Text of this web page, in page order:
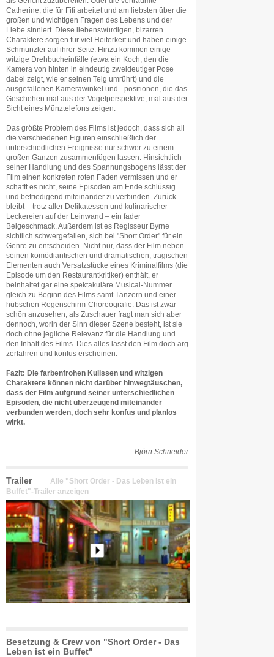
Catherine, die für Fifi arbeitet und am liebsten über die
großen und wichtigen Fragen des Lebens und der
Liebe sinniert. Diese liebenswürdigen, bizarren
Charaktere sorgen für viel Heiterkeit und haben einige
Schmunzler auf ihrer Seite. Hinzu kommen einige
witzige Drehbucheinfälle (etwa ein Koch, den die
Kamera von hinten in eindeutig zweideutiger Pose
dabei zeigt, wie er seinen Teig umrührt) und die
ausgefallenen Kamerawinkel und –positionen, die das
Geschehen mal aus der Vogelperspektive, mal aus der
Sicht eines Münztelefons zeigen.
Das größte Problem des Films ist jedoch, dass sich all
die verschiedenen Figuren einschließlich der
unterschiedlichen Ereignisse nur schwer zu einem
großen Ganzen zusammenfügen lassen. Hinsichtlich
seiner Handlung und des Spannungsbogens lässt der
Film einen konkreten roten Faden vermissen und er
schafft es nicht, seine Episoden am Ende schlüssig
und befriedigend miteinander zu verbinden. Zurück
bleibt – trotz aller Delikatessen und kulinarischer
Leckereien auf der Leinwand – ein fader
Beigeschmack. Außerdem ist es Regisseur Byrne
sichtlich schwergefallen, sich bei "Short Order" für ein
Genre zu entscheiden. Nicht nur, dass der Film neben
seinen komödiantischen und dramatischen, tragischen
Elementen auch Versatzstücke eines Kriminalfilms (die
Episode um den Restaurantkritiker) enthält, er
beinhaltet gar eine spektakuläre Musical-Nummer
gleich zu Beginn des Films samt Tänzern und einer
hübschen Regenschirm-Choreografie. Das ist zwar
schön anzusehen, als Zuschauer fragt man sich aber
dennoch, worin der Sinn dieser Szene besteht, ist sie
doch ohne jegliche Relevanz für die Handlung und
den Inhalt des Films. Dies alles lässt den Film doch arg
zerfahren und konfus erscheinen.
Fazit: Die farbenfrohen Kulissen und witzigen
Charaktere können nicht darüber hinwegtäuschen,
dass der Film aufgrund seiner unterschiedlichen
Episoden, die nicht überzeugend miteinander
verbunden werden, doch sehr konfus und planlos
wirkt.
Björn Schneider
Trailer
Alle "Short Order - Das Leben ist ein
Buffet"-Trailer anzeigen
Besetzung & Crew von "Short Order - Das
Leben ist ein Buffet"